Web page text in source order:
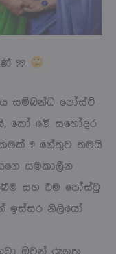
??
සම්බන්ධ පෝස්ට්
කෝ මේ සහෝදර
? හේතුව තමයි
සමකාලීන
සහ එම පෝස්ටු
ඉස්සර නිලියෝ
ඔවුන් රූගත